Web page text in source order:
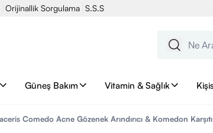
Orijinallik Sorgulama S.S.S
Güneş Bakım Vitamin & Sağlık
Comedo Acne Gözenek Arındırıcı & Komedon